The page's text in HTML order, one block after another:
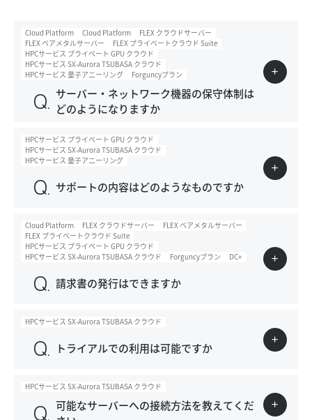
Cloud Platform Cloud Platform
FLEX クラウドサーバー
FLEX ベアメタルサーバー
FLEX プライベートクラウド Suite
HPCサービス プライベート GPU クラウド
HPCサービス SX-Aurora TSUBASA クラウド
HPCサービス 量子アニーリング
Forguncyプラン
サーバー・ネットワーク機器の保守体制は
どのようになりますか
HPCサービス プライベート GPU クラウド
HPCサービス SX-Aurora TSUBASA クラウド
HPCサービス 量子アニーリング
サポートの内容はどのようなものですか
Cloud Platform FLEX クラウドサーバー
FLEX ベアメタルサーバー
FLEX プライベートクラウド Suite
HPCサービス プライベート GPU クラウド
HPCサービス SX-Aurora TSUBASA クラウド
Forguncyプラン DC+
請求書の発行はできますか
HPCサービス SX-Aurora TSUBASA クラウド
トライアルでの利用は可能ですか
HPCサービス SX-Aurora TSUBASA クラウド
可能なサーバーへの接続方法を教えてくだ